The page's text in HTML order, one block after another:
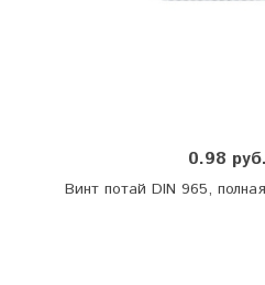
0.98
Винт потай DIN 965,